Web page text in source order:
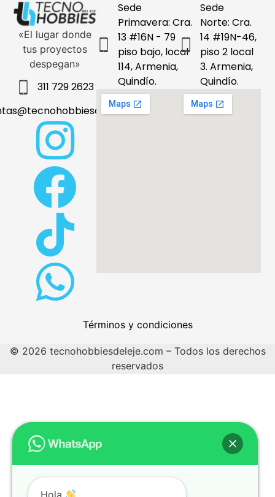
«El lugar donde
tus proyectos
despegan»
311 729 2623
Sede
Primavera: Cra.
13 #16N - 79
piso bajo, local
114, Armenia,
Quindío.
Sede
Norte: Cra.
14 #19N-46,
piso 2 local
3. Armenia,
Quindío.
Términos y condiciones
© 2026 tecnohobbiesdeleje.com – Todos los derechos
reservados
Hola